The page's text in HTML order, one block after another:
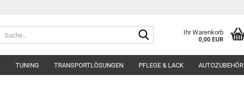
Ihr Warenkorb
0,00 EUR
TUNING TRANSPORTLÖSUNGEN PFLEGE & LACK AUTOZUBEHÖR